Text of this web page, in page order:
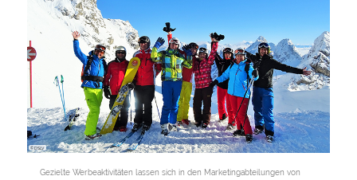
© DSLV
Gezielte Werbeaktivitäten lassen sich in den Marketingabteilungen von